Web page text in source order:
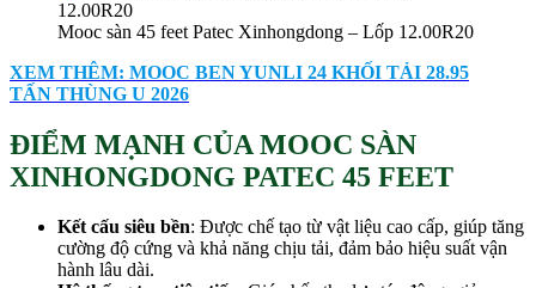
Mooc sàn 45 feet Patec Xinhongdong – Lốp 12.00R20
XEM THÊM: MOOC BEN YUNLI 24 KHỐI TẢI 28.95
TẤN THÙNG U 2026
ĐIỂM MẠNH CỦA MOOC SÀN
XINHONGDONG PATEC 45 FEET
Kết cấu siêu bền: Được chế tạo từ vật liệu cao cấp, giúp tăng
cường độ cứng và khả năng chịu tải, đảm bảo hiệu suất vận
hành lâu dài.